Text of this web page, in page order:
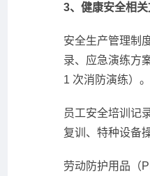
3、健康安全相关
安全生产管理制
录、应急演练方
1 次消防演练）。
员工安全培训记
复训、特种设备
劳动防护用品（